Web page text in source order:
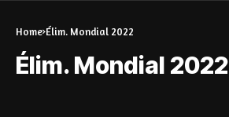
Home Élim. Mondial 2022
Élim. Mondial 2022